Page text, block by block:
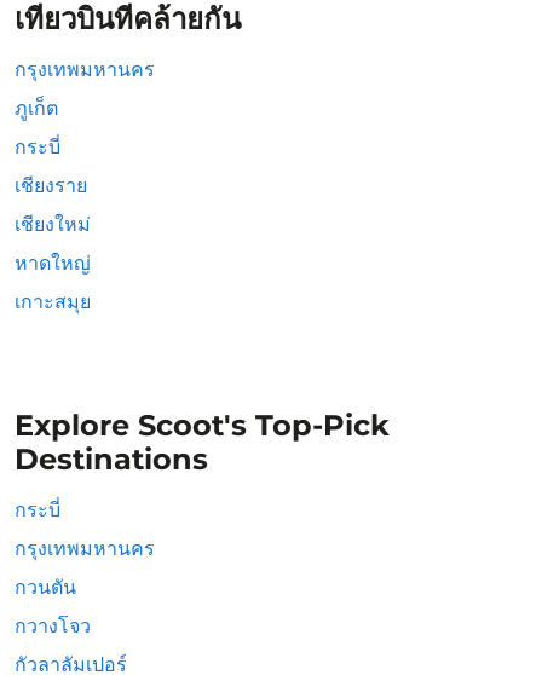
เที่ยวบินที่คล้ายกัน
กรุงเทพมหานคร
ภูเก็ต
กระบี่
เชียงราย
เชียงใหม่
หาดใหญ่
เกาะสมุย
Explore Scoot's Top-Pick
Destinations
กระบี่
กรุงเทพมหานคร
กวนตัน
กวางโจว
กัวลาลัมเปอร์